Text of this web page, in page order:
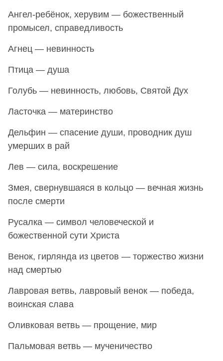
Ангел-ребёнок, херувим — божественный
промысел, справедливость
Агнец — невинность
Птица — душа
Голубь — невинность, любовь, Святой Дух
Ласточка — материнство
Дельфин — спасение души, проводник душ
умерших в рай
Лев — сила, воскрешение
Змея, свернувшаяся в кольцо — вечная жизнь
после смерти
Русалка — символ человеческой и
божественной сути Христа
Венок, гирлянда из цветов — торжество жизни
над смертью
Лавровая ветвь, лавровый венок — победа,
воинская слава
Оливковая ветвь — прощение, мир
Пальмовая ветвь — мученичество